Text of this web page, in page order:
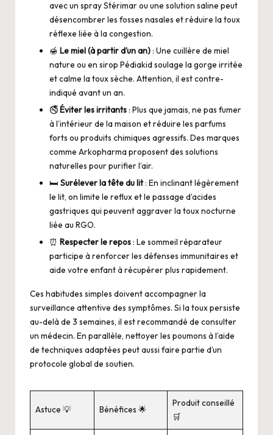
avec un spray Stérimar ou une solution saline peut
désencombrer les fosses nasales et réduire la toux
réflexe liée à la congestion.
🍯 Le miel (à partir d’un an): Une cuillère de miel
nature ou en sirop Pédiakid soulage la gorge irritée
et calme la toux sèche. Attention, il est contre-
indiqué avant un an.
🚭Éviter les irritants: Plus que jamais, ne pas fumer
à l’intérieur de la maison et réduire les parfums
forts ou produits chimiques agressifs. Des marques
comme Arkopharma proposent des solutions
naturelles pour purifier l’air.
🛏️ Surélever la tête du lit: En inclinant légèrement
le lit, on limite le reflux et le passage d’acides
gastriques qui peuvent aggraver la toux nocturne
liée au RGO.
⏰ Respecter le repos: Le sommeil réparateur
participe à renforcer les défenses immunitaires et
aide votre enfant à récupérer plus rapidement.
Ces habitudes simples doivent accompagner la
surveillance attentive des symptômes. Si la toux persiste
au-delà de 3 semaines, il est recommandé de consulter
un médecin. En parallèle, nettoyer les poumons à l’aide
de techniques adaptées peut aussi faire partie d’un
protocole global de soutien.
Astuce 💡 Bénéfices 🌟
Produit conseillé
🛒